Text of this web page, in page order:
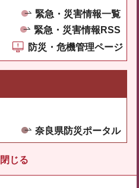
緊急・災害情報一覧
緊急・災害情報RSS
防災・危機管理ページ
奈良県防災ポータル
閉じる